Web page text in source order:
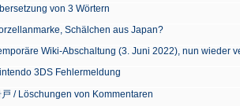
von 3 Wörtern
Schälchen aus Japan?
Wiki-Abschaltung (3. Juni 2022), nun wieder
3DS Fehlermeldung
戸 / Löschungen von Kommentaren